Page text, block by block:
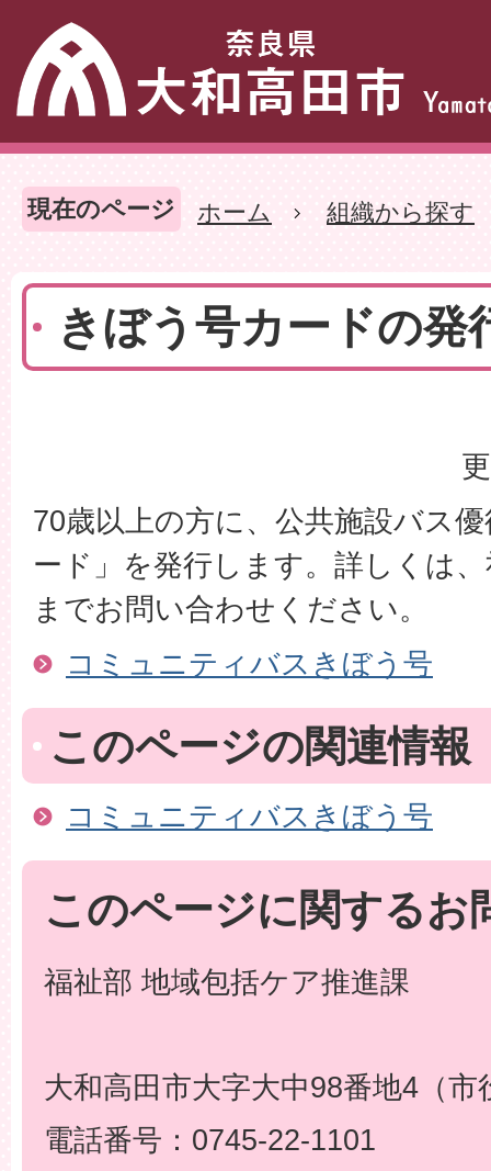
現在のページ ホーム 組織から探す
きぼう号カードの発
70歳以上の方に、公共施設バス
ード」を発行します。詳しくは
までお問い合わせください。
コミュニティバスきぼう号
このページの関連情報
コミュニティバスきぼう号
このページに関するお
福祉部 地域包括ケア推進課
大和高田市大字大中98番地4（市
電話番号：0745-22-1101